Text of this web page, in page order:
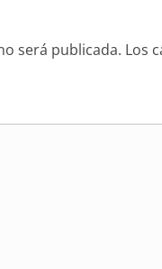
será publicada. Los